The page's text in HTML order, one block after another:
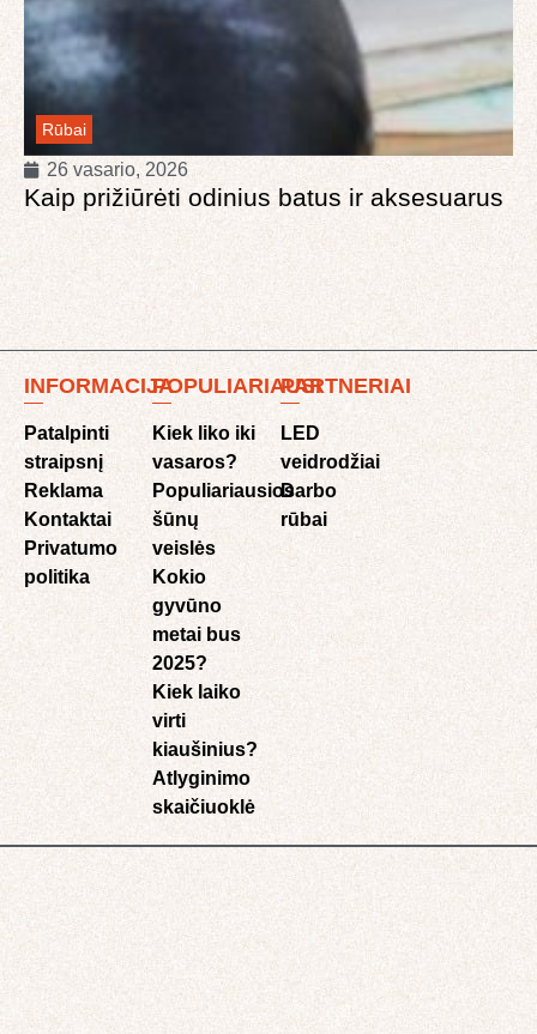
Rūbai
26 vasario, 2026
Kaip prižiūrėti odinius batus ir aksesuarus
INFORMACIJA
Patalpinti
straipsnį
Reklama
Kontaktai
Privatumo
politika
POPULIARIAUSI
Kiek liko iki
vasaros?
Populiariausios
šūnų
veislės
Kokio
gyvūno
metai bus
2025?
Kiek laiko
virti
kiaušinius?
Atlyginimo
skaičiuoklė​
PARTNERIAI
LED
veidrodžiai
Darbo
rūbai